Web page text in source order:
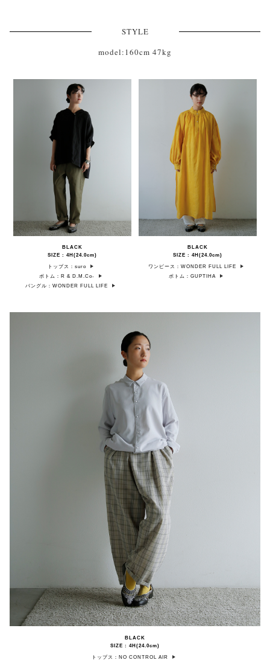
STYLE
model:160cm 47kg
BLACK
SIZE : 4H(24.0cm)
トップス：suro
ボトム：R & D.M.Co-
バングル：WONDER FULL LIFE
BLACK
SIZE : 4H(24.0cm)
ワンピース：WONDER FULL LIFE
ボトム：GUPTIHA
BLACK
SIZE : 4H(24.0cm)
トップス：NO CONTROL AIR